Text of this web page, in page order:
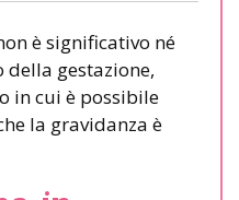
è significativo né
gestazione,
in cui è possibile
la gravidanza è